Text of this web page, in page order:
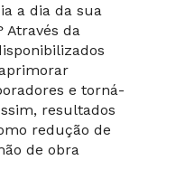
a dia da sua
Através da
e torná-
resultados
redução de
de obra